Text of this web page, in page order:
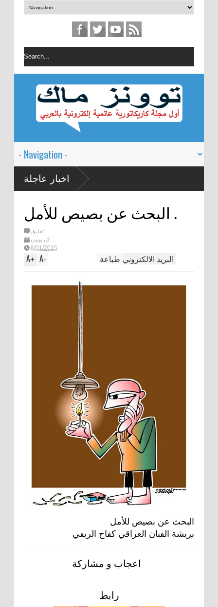
اخبار عاجلة
البحث عن بصيص للأمل .
تعليق
كارتوون
8/01/2015
A+ A- البريد الالكتروني طباعة
البحث عن بصيص للأمل
بريشة الفنان العراقي كفاح الريفي
اعجاب و مشاركة
رابط